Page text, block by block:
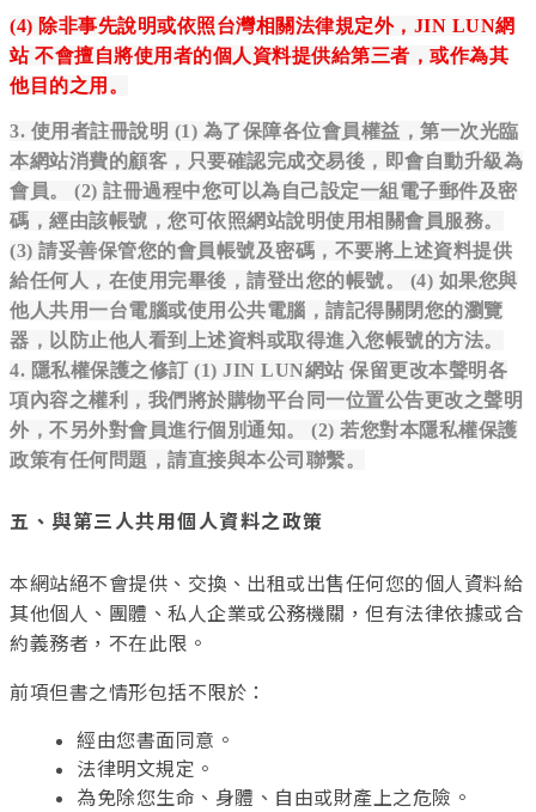
(4) 除非事先說明或依照台灣相關法律規定外， JIN LUN網
站 不會擅自將使用者的個人資料提供給第三者，或作為其
他目的之用。
3. 使用者註冊說明 (1) 為了保障各位會員權益，第一次光臨
本網站消費的顧客，只要確認完成交易後，即會自動升級為
會員。 (2) 註冊過程中您可以為自己設定一組電子郵件及密
碼，經由該帳號，您可依照網站說明使用相關會員服務。
(3) 請妥善保管您的會員帳號及密碼，不要將上述資料提供
給任何人，在使用完畢後，請登出您的帳號。 (4) 如果您與
他人共用一台電腦或使用公共電腦，請記得關閉您的瀏覽
器，以防止他人看到上述資料或取得進入您帳號的方法。
4. 隱私權保護之修訂 (1) JIN LUN網站 保留更改本聲明各
項內容之權利，我們將於購物平台同一位置公告更改之聲明
外，不另外對會員進行個別通知。 (2) 若您對本隱私權保護
政策有任何問題，請直接與本公司聯繫。
五、與第三人共用個人資料之政策
本網站絕不會提供、交換、出租或出售任何您的個人資料給
其他個人、團體、私人企業或公務機關，但有法律依據或合
約義務者，不在此限。
前項但書之情形包括不限於：
經由您書面同意。
法律明文規定。
為免除您生命、身體、自由或財產上之危險。